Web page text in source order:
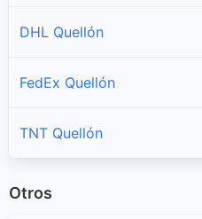
DHL Quellón
FedEx Quellón
TNT Quellón
Otros